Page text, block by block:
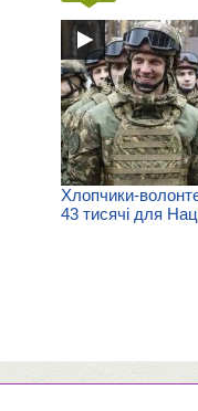
Хлопчики-
43 тисячі для